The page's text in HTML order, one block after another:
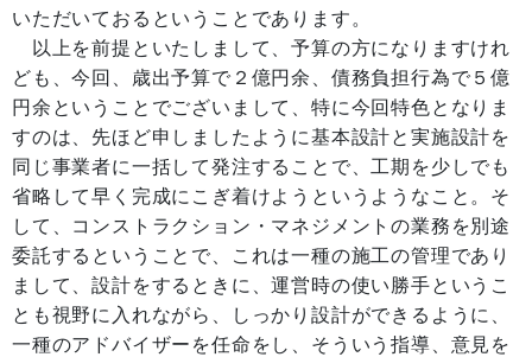
いただいておるということであります。
以上を前提といたしまして、予算の方になりますけれ
ども、今回、歳出予算で２億円余、債務負担行為で５億
円余ということでございまして、特に今回特色となりま
すのは、先ほど申しましたように基本設計と実施設計を
同じ事業者に一括して発注することで、工期を少しでも
省略して早く完成にこぎ着けようというようなこと。そ
して、コンストラクション・マネジメントの業務を別途
委託するということで、これは一種の施工の管理であり
まして、設計をするときに、運営時の使い勝手というこ
とも視野に入れながら、しっかり設計ができるように、
一種のアドバイザーを任命をし、そういう指導、意見を